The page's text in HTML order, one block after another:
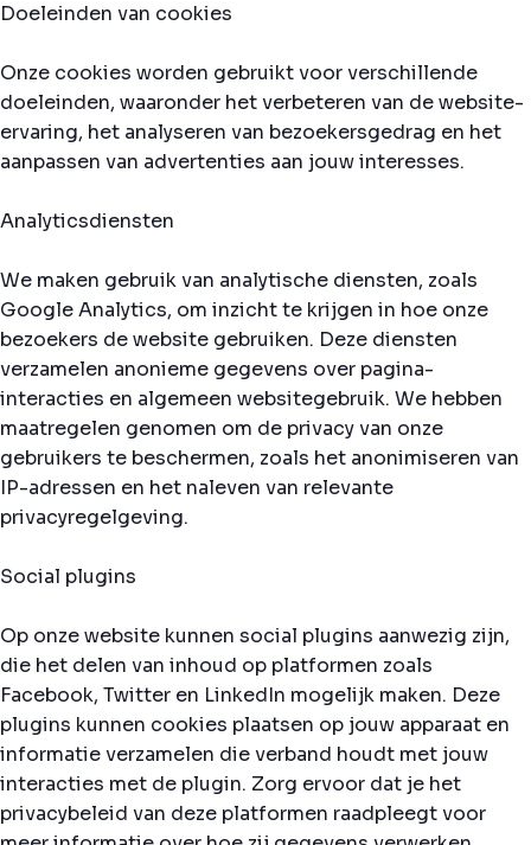
Doeleinden van cookies
Onze cookies worden gebruikt voor verschillende
doeleinden, waaronder het verbeteren van de website-
ervaring, het analyseren van bezoekersgedrag en het
aanpassen van advertenties aan jouw interesses.
Analyticsdiensten
We maken gebruik van analytische diensten, zoals
Google Analytics, om inzicht te krijgen in hoe onze
bezoekers de website gebruiken. Deze diensten
verzamelen anonieme gegevens over pagina-
interacties en algemeen websitegebruik. We hebben
maatregelen genomen om de privacy van onze
gebruikers te beschermen, zoals het anonimiseren van
IP-adressen en het naleven van relevante
privacyregelgeving.
Social plugins
Op onze website kunnen social plugins aanwezig zijn,
die het delen van inhoud op platformen zoals
Facebook, Twitter en LinkedIn mogelijk maken. Deze
plugins kunnen cookies plaatsen op jouw apparaat en
informatie verzamelen die verband houdt met jouw
interacties met de plugin. Zorg ervoor dat je het
privacybeleid van deze platformen raadpleegt voor